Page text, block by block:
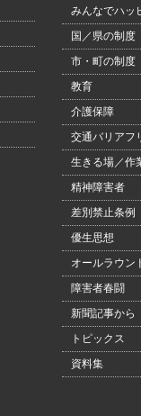
みんなでハッ
国／県の制度
市・町の制度
教育
介護保障
交通バリアフ
生きる場／作
精神障害者
差別禁止条例
優生思想
オールラウン
障害者春闘
新聞記事から
トピックス
資料集